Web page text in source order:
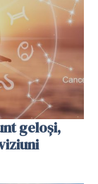
geloși,